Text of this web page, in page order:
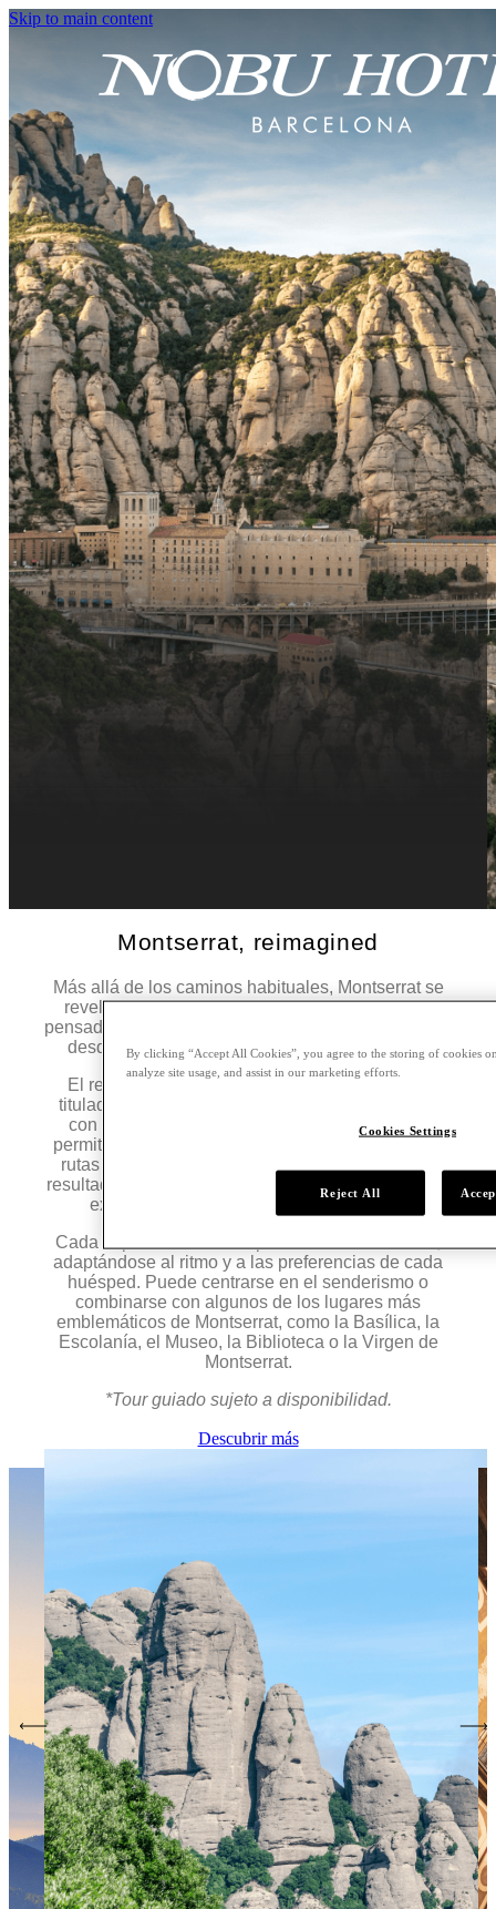
Skip to main content
Montserrat, reimagined
Más allá de los caminos habituales, Montserrat se
revela de una forma diferente. Una experiencia
pensada para quienes buscan descubrir la montaña
desde una perspectiva más íntima y auténtica.
El recorrido está guiado por guías de montaña
titulados en media y alta montaña, profesionales
con un profundo conocimiento del terreno que
permiten acceder a senderos menos transitados y
rutas alejadas de las zonas más concurridas. El
resultado es una experiencia de hiking más serena,
exclusiva y conectada con la naturaleza.
Cada experiencia es completamente tailor-made,
adaptándose al ritmo y a las preferencias de cada
huésped. Puede centrarse en el senderismo o
combinarse con algunos de los lugares más
emblemáticos de Montserrat, como la Basílica, la
Escolanía, el Museo, la Biblioteca o la Virgen de
Montserrat.
*Tour guiado sujeto a disponibilidad.
Descubrir más
By clicking “Accept All Cookies”, you agree to the storing of cookies
analyze site usage, and assist in our marketing efforts.
Cookies Settings
Reject All